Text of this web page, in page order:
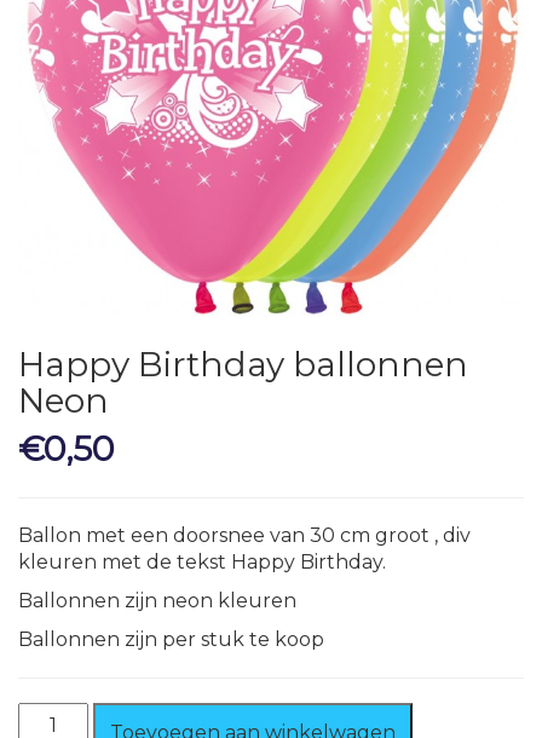
Happy Birthday ballonnen
Neon
€0,50
Ballon met een doorsnee van 30 cm groot , div
kleuren met de tekst Happy Birthday.
Ballonnen zijn neon kleuren
Ballonnen zijn per stuk te koop
Happy
Toevoegen aan winkelwagen